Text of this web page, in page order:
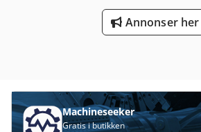
Annonser her
Machineseeker
Gratis i butikken